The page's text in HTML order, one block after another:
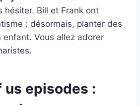
hésiter. Bill et Frank ont
: désormais, planter des
Vous allez adorer
episodes :